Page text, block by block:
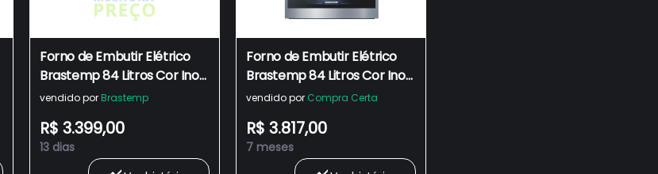
Forno de Embutir Elétrico
Brastemp 84 Litros Cor Inox
com Convecção e
- BOT84AR
vendido por Brastemp
R$ 3.399,00
13 dias
Forno de Embutir Elétrico
Brastemp 84 Litros Cor Inox
com Convecção e
- BOT84AR
vendido por Compra Certa
R$ 3.817,00
7 meses